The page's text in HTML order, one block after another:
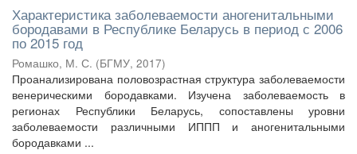
Характеристика заболеваемости аногенитальными
бородавами в Республике Беларусь в период с 2006
по 2015 год
Ромашко, М. С. (БГМУ, 2017)
Проанализирована половозрастная структура заболеваемости
венерическими бородавками. Изучена заболеваемость в
регионах Республики Беларусь, сопоставлены уровни
заболеваемости различными ИППП и аногенитальными
бородавками ...